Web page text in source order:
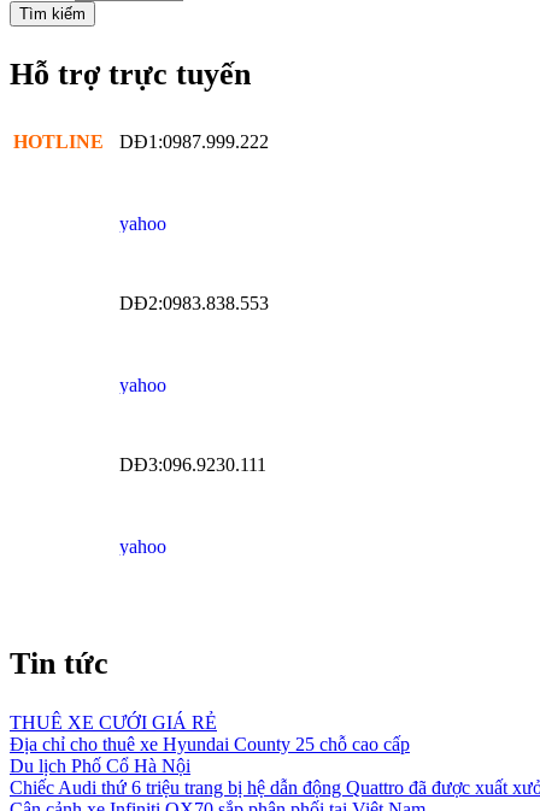
Hỗ trợ trực tuyến
HOTLINE DĐ1:0987.999.222
DĐ2:0983.838.553
DĐ3:096.9230.111
Tin tức
THUÊ XE CƯỚI GIÁ RẺ
Địa chỉ cho thuê xe Hyundai County 25 chỗ cao cấp
Du lịch Phố Cổ Hà Nội
Chiếc Audi thứ 6 triệu trang bị hệ dẫn động Quattro đã được xuất